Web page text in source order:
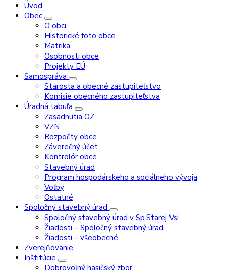
Úvod
Obec
O obci
Historické foto obce
Matrika
Osobnosti obce
Projekty EÚ
Samospráva
Starosta a obecné zastupiteľstvo
Komisie obecného zastupiteľstva
Úradná tabuľa
Zasadnutia OZ
VZN
Rozpočty obce
Záverečný účet
Kontrolór obce
Stavebný úrad
Program hospodárskeho a sociálneho vývoja
Voľby
Ostatné
Spoločný stavebný úrad
Spoločný stavebný úrad v Sp.Starej Vsi
Žiadosti – Spoločný stavebný úrad
Žiadosti – všeobecné
Zverejňovanie
Inštitúcie
Dobrovoľný hasičský zbor